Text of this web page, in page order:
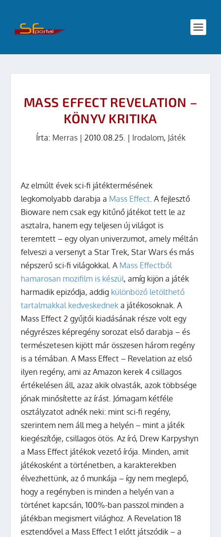
MASS EFFECT REVELATION –
KÖNYV KRITIKA
Írta: Merras| 2010.08.25. | Irodalom, Játék
Az elmúlt évek sci-fi játéktermésének
legkomolyabb darabja a Mass Effect. A fejlesztő
Bioware nem csak egy kitűnő játékot tett le az
asztalra, hanem egy teljesen új világot is
teremtett – egy olyan univerzumot, amely méltán
felveszi a versenyt a Star Trek, Star Wars és más
népszerű sci-fi világokkal. A Mass Effectből
hamarosan mozifilm is készül, amíg kijön a játék
harmadik epizódja, addig különböző letölthető
tartalmakkal kedveskednek a játékosoknak. A
Mass Effect 2 gyűjtői kiadásának része volt egy
négyrészes képregény sorozat első darabja – és
természetesen kijött már összesen három regény
is a témában. A Mass Effect – Revelation az első
ilyen regény, ami az Amazon kerek 4 csillagos
értékelésen áll, azaz akik olvasták, azok többsége
jónak minősítette az írást. Jómagam kétféle
osztályzatot adnék neki: mint sci-fi regény,
szerintem nem áll meg a helyén – mint a játék
kiegészítője, csillagos ötös.Az író, Drew Karpyshyn
a Mass Effect játékok vezető írója. Minden, amit
játékosként a történetben, a karakterekben
élvezhettünk, az ő munkája – így nem meglepő,
hogy a regényben is minden a helyén van a
történet kapcsán, 100%-ban passzol minden a
játékban megismert világhoz. A Revelation 18
esztendővel a Mass Effect 1 előtt játszódik – a